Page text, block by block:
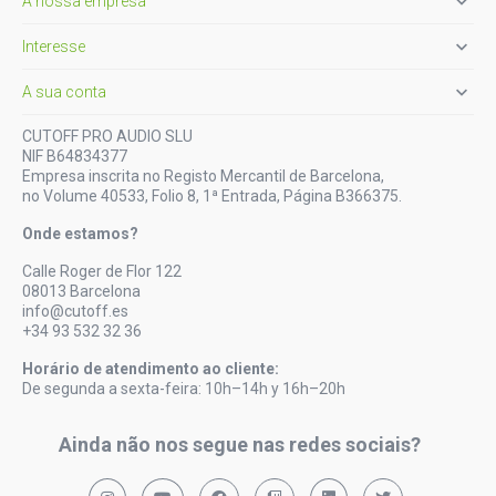
Interesse 
A sua conta 
CUTOFF PRO AUDIO SLU
NIF B64834377
Empresa inscrita no Registo Mercantil de Barcelona,
no Volume 40533, Folio 8, 1ª Entrada, Página B366375.
Onde estamos?
Calle Roger de Flor 122
08013 Barcelona
info@cutoff.es
+34 93 532 32 36
Horário de atendimento ao cliente:
De segunda a sexta-feira: 10h–14h y 16h–20h
Ainda não nos segue nas redes sociais?